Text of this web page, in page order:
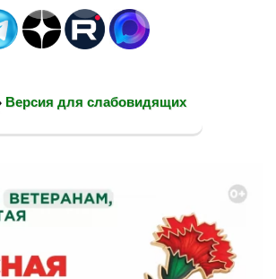
Версия для слабовидящих